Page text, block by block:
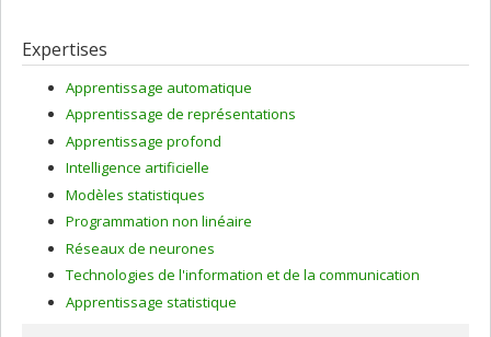
Expertises
Apprentissage automatique
Apprentissage de représentations
Apprentissage profond
Intelligence artificielle
Modèles statistiques
Programmation non linéaire
Réseaux de neurones
Technologies de l'information et de la communication
Apprentissage statistique